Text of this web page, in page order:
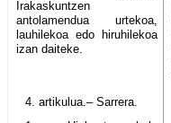
Irakaskuntzen
antolamendua urtekoa,
lauhilekoa edo hiruhilekoa
izan daiteke.
4. artikulua.– Sarrera.